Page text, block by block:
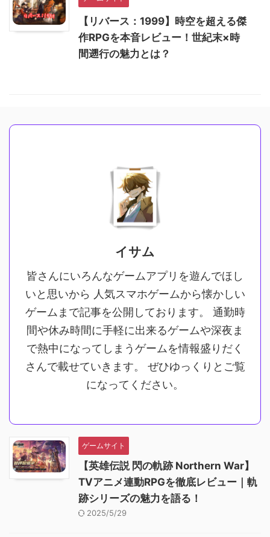
【リバース：1999】時空を超える傑
作RPGを本音レビュー！世紀末×時
間遡行の魅力とは？
イサム
皆さんにいろんなゲームアプリを遊んでほし
いと思いから 人気スマホゲームから懐かしい
ゲームまで記事を公開しております。 通勤時
間や休み時間に手軽に出来るゲームや深夜ま
で熱中になってしまうゲームを情報盛りだく
さんで載せていきます。 ぜひゆっくりとご覧
になってください。
ゲームサイト
【英雄伝説 閃の軌跡 Northern War】
TVアニメ連動RPGを徹底レビュー｜軌
跡シリーズの魅力を語る！
2025/5/29